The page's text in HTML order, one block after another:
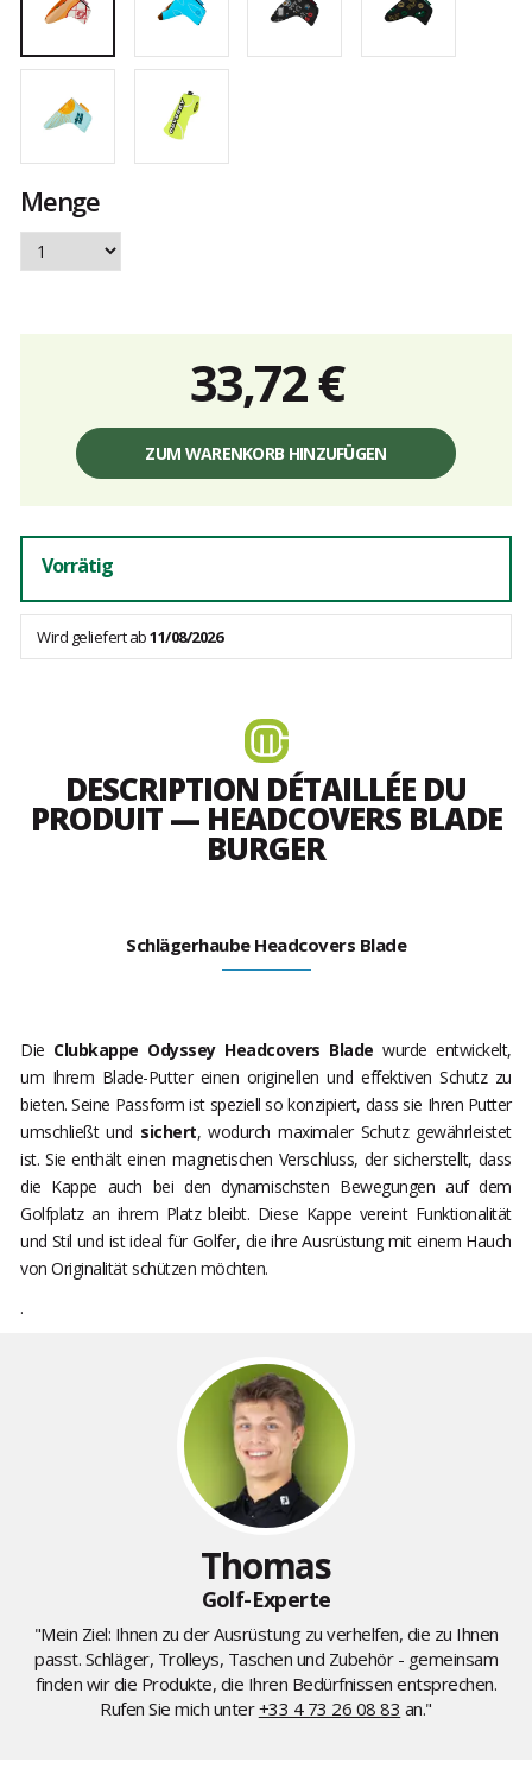
Menge
33,72 €
Einzelpreis,
Gebühren
ZUM WARENKORB HINZUFÜGEN
Vorrätig
Wird geliefert ab11/08/2026
DESCRIPTION DÉTAILLÉE DU
PRODUIT — HEADCOVERS BLADE
BURGER
Schlägerhaube Headcovers Blade
Die Clubkappe Odyssey Headcovers Blade wurde entwickelt,
um Ihrem Blade-Putter einen originellen und effektiven Schutz zu
bieten. Seine Passform ist speziell so konzipiert, dass sie Ihren Putter
umschließt und sichert, wodurch maximaler Schutz gewährleistet
ist. Sie enthält einen magnetischen Verschluss, der sicherstellt, dass
die Kappe auch bei den dynamischsten Bewegungen auf dem
Golfplatz an ihrem Platz bleibt. Diese Kappe vereint Funktionalität
und Stil und ist ideal für Golfer, die ihre Ausrüstung mit einem Hauch
von Originalität schützen möchten.
.
Thomas
Golf-Experte
"Mein Ziel: Ihnen zu der Ausrüstung zu verhelfen, die zu Ihnen
passt. Schläger, Trolleys, Taschen und Zubehör - gemeinsam
finden wir die Produkte, die Ihren Bedürfnissen entsprechen.
Rufen Sie mich unter+33 4 73 26 08 83 an."